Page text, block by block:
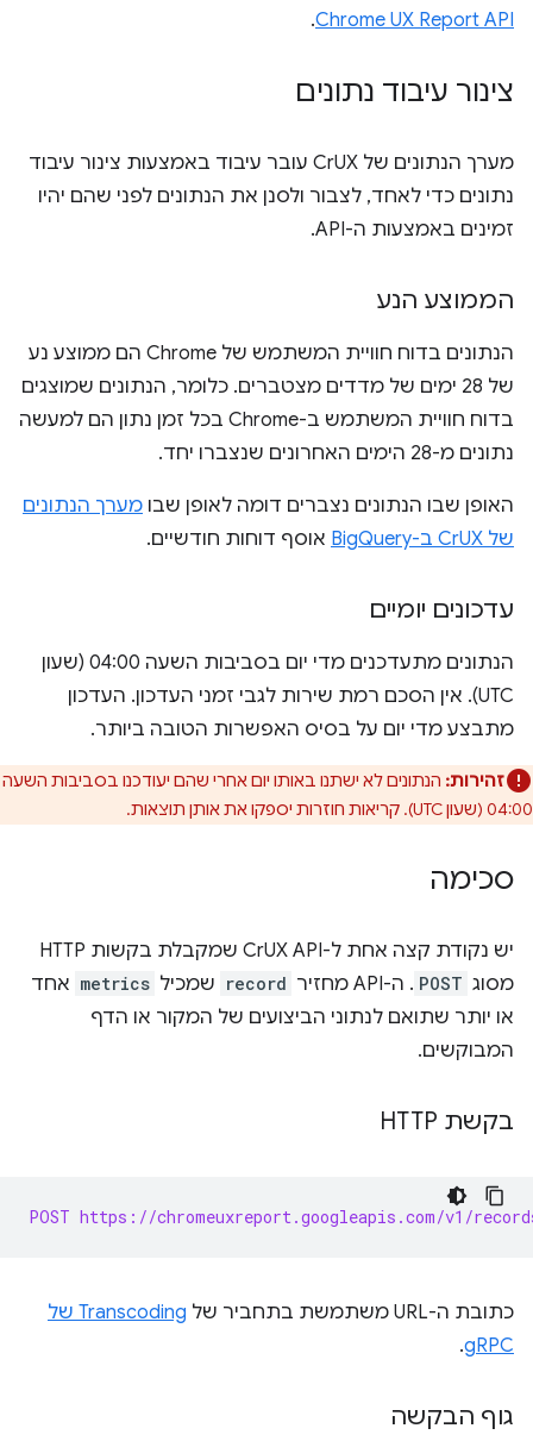
Chrome UX Report API
.
צינור עיבוד נתונים
מערך הנתונים של CrUX עובר עיבוד באמצעות צינור עיבוד
נתונים כדי לאחד, לצבור ולסנן את הנתונים לפני שהם יהיו
זמינים באמצעות ה-API.
הממוצע הנע
הנתונים בדוח חוויית המשתמש של Chrome הם ממוצע נע
של 28 ימים של מדדים מצטברים. כלומר, הנתונים שמוצגים
בדוח חוויית המשתמש ב-Chrome בכל זמן נתון הם למעשה
נתונים מ-28 הימים האחרונים שנצברו יחד.
האופן שבו הנתונים נצברים דומה לאופן שבו מערך הנתונים
של CrUX ב-BigQuery
אוסף דוחות חודשיים.
עדכונים יומיים
הנתונים מתעדכנים מדי יום בסביבות השעה 04:00 (שעון
UTC). אין הסכם רמת שירות לגבי זמני העדכון. העדכון
מתבצע מדי יום על בסיס האפשרות הטובה ביותר.
זהירות: הנתונים לא ישתנו באותו יום אחרי שהם יעודכנו בסביבות השעה
04:00 (שעון UTC). קריאות חוזרות יספקו את אותן תוצאות.
סכימה
יש נקודת קצה אחת ל-CrUX API שמקבלת בקשות HTTP
מסוג POST . ה-API מחזיר record שמכיל metrics אחד
או יותר שתואם לנתוני הביצועים של המקור או הדף
המבוקשים.
בקשת HTTP
POST https://chromeuxreport.googleapis.com/v1/
כתובת ה-URL משתמשת בתחביר של
Transcoding של
gRPC
.
גוף הבקשה